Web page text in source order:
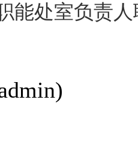
能处室负责